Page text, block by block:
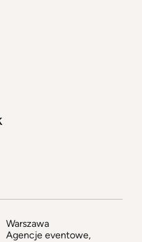
Warszawa
Agencje eventowe,